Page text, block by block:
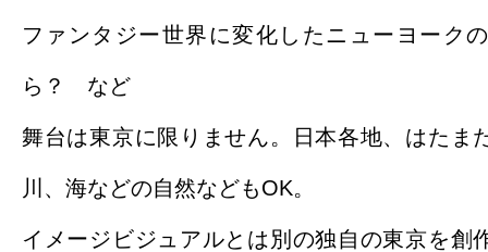
ファンタジー世界に変化したニューヨーク
ら？ など
舞台は東京に限りません。日本各地、はたま
川、海などの自然などもOK。
イメージビジュアルとは別の独自の東京を創